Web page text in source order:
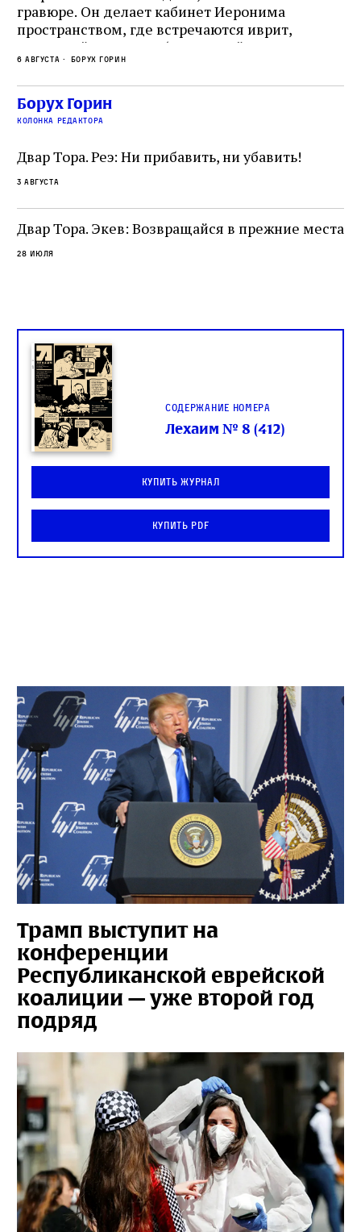
гравюре. Он делает кабинет Иеронима
пространством, где встречаются иврит,
греческий и латынь; буквальный смысл и
церковная традиция; филологическая
точность и понятность; переводчик,
убеждённый в необходимости исправления, и
читатель, воспринимающий исправление как
не просто покровитель переводчиков,
окружённый книгами. Перед нами человек,
одно решение которого вызвало возмущение
целой общины и стало частью многовекового
спора о том, кому принадлежит последнее
слово в переводе Библии
6 августа Борух Горин
Борух Горин
колонка редактора
Двар Тора. Реэ: Ни прибавить, ни убавить!
3 августа
Двар Тора. Экев: Возвращайся в прежние места
28 июля
Содержание номера
Лехаим № 8 (412)
Купить журнал
Купить PDF
Трамп выступит на
конференции
Республиканской еврейской
коалиции — уже второй год
подряд